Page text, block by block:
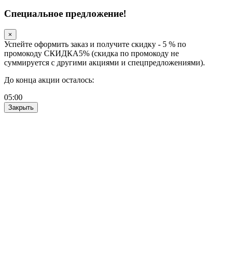
Специальное предложение!
×
Успейте оформить заказ и получите скидку - 5 % по
промокоду СКИДКА5% (скидка по промокоду не
суммируется с другими акциями и спецпредложениями).
До конца акции осталось:
05:00
Закрыть